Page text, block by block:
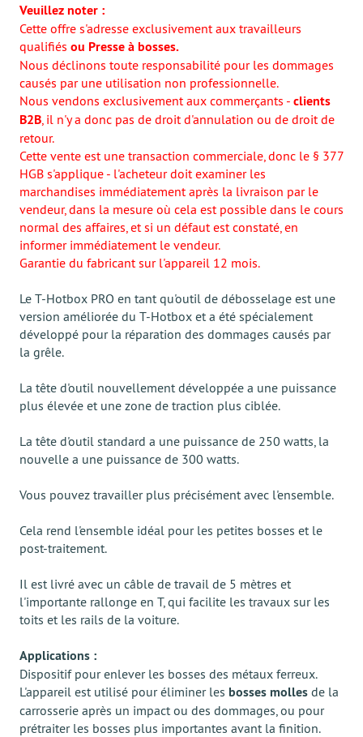
Veuillez noter :
Cette offre s'adresse exclusivement aux travailleurs
qualifiés ou Presse à bosses.
Nous déclinons toute responsabilité pour les dommages
causés par une utilisation non professionnelle.
Nous vendons exclusivement aux commerçants - clients
B2B , il n'y a donc pas de droit d'annulation ou de droit de
retour.
Cette vente est une transaction commerciale, donc le § 377
HGB s'applique - l'acheteur doit examiner les
marchandises immédiatement après la livraison par le
vendeur, dans la mesure où cela est possible dans le cours
normal des affaires, et si un défaut est constaté, en
informer immédiatement le vendeur.
Garantie du fabricant sur l'appareil 12 mois.
Le T-Hotbox PRO en tant qu'outil de débosselage est une
version améliorée du T-Hotbox et a été spécialement
développé pour la réparation des dommages causés par
la grêle.
La tête d'outil nouvellement développée a une puissance
plus élevée et une zone de traction plus ciblée.
La tête d'outil standard a une puissance de 250 watts, la
nouvelle a une puissance de 300 watts.
Vous pouvez travailler plus précisément avec l'ensemble.
Cela rend l'ensemble idéal pour les petites bosses et le
post-traitement.
Il est livré avec un câble de travail de 5 mètres et
l'importante rallonge en T, qui facilite les travaux sur les
toits et les rails de la voiture.
Applications :
Dispositif pour enlever les bosses des métaux ferreux.
L'appareil est utilisé pour éliminer les bosses molles de la
carrosserie après un impact ou des dommages, ou pour
prétraiter les bosses plus importantes avant la finition.